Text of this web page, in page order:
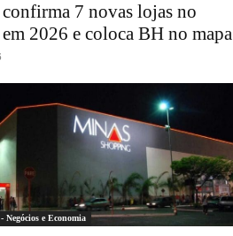
7 novas lojas no
2026 e coloca BH no mapa
Negócios e Economia